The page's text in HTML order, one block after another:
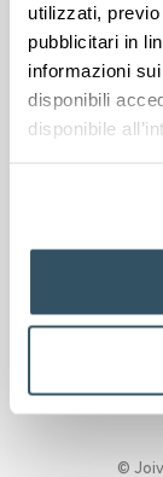
utilizzati,
pubblicitari in
informazioni
disponibili
disponibile
©